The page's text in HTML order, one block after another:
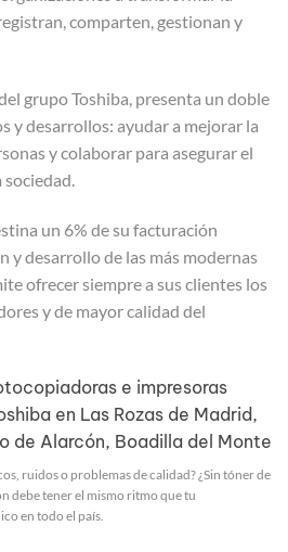
comparten, gestionan y
grupo Toshiba, presenta un doble
y desarrollos: ayudar a mejorar la
y colaborar para asegurar el
un 6% de su facturación
y desarrollo de las más modernas
ofrecer siempre a sus clientes los
y de mayor calidad del
e impresoras
en Las Rozas de Madrid,
de Alarcón, Boadilla del Monte
ruidos o problemas de calidad? ¿Sin tóner de
debe tener el mismo ritmo que tu
en todo el país.